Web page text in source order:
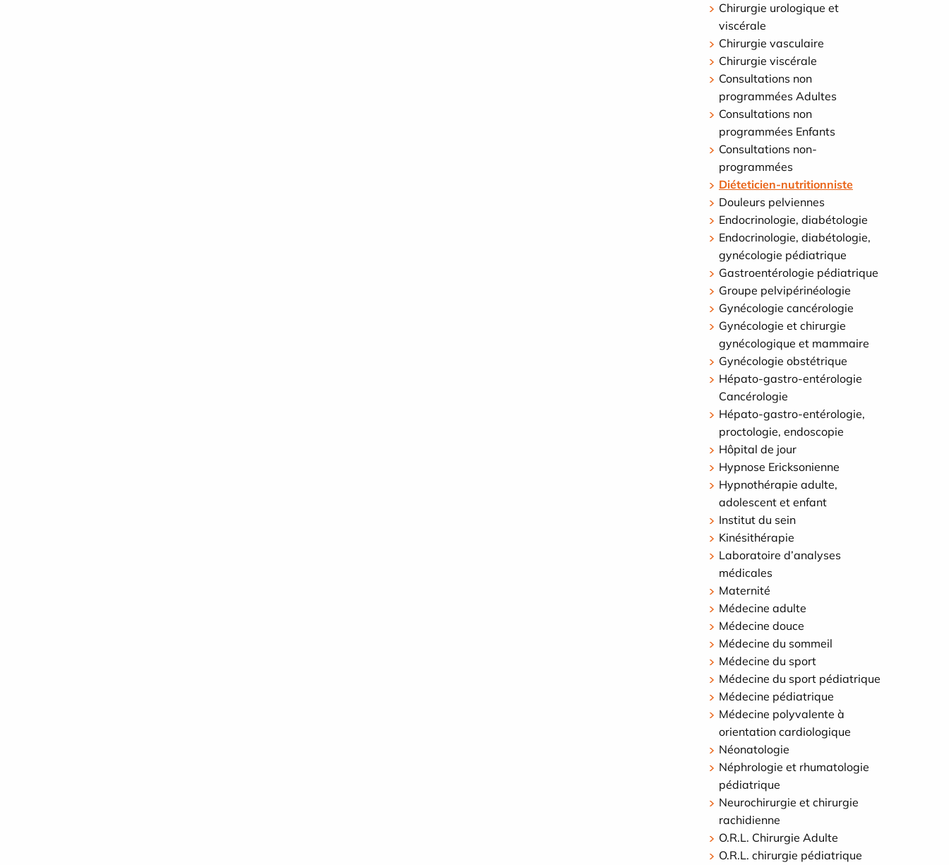
Chirurgie urologique et
viscérale
Chirurgie vasculaire
Chirurgie viscérale
Consultations non
programmées Adultes
Consultations non
programmées Enfants
Consultations non-
programmées
Diéteticien-nutritionniste
Douleurs pelviennes
Endocrinologie, diabétologie
Endocrinologie, diabétologie,
gynécologie pédiatrique
Gastroentérologie pédiatrique
Groupe pelvipérinéologie
Gynécologie cancérologie
Gynécologie et chirurgie
gynécologique et mammaire
Gynécologie obstétrique
Hépato-gastro-entérologie
Cancérologie
Hépato-gastro-entérologie,
proctologie, endoscopie
Hôpital de jour
Hypnose Ericksonienne
Hypnothérapie adulte,
adolescent et enfant
Institut du sein
Kinésithérapie
Laboratoire d’analyses
médicales
Maternité
Médecine adulte
Médecine douce
Médecine du sommeil
Médecine du sport
Médecine du sport pédiatrique
Médecine pédiatrique
Médecine polyvalente à
orientation cardiologique
Néonatologie
Néphrologie et rhumatologie
pédiatrique
Neurochirurgie et chirurgie
rachidienne
O.R.L. Chirurgie Adulte
O.R.L. chirurgie pédiatrique